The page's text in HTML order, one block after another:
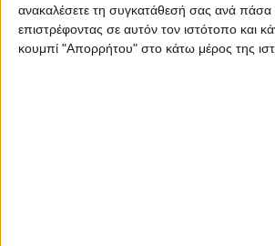
ανακαλέσετε τη συγκατάθεσή σας ανά πάσα
επιστρέφοντας σε αυτόν τον ιστότοπο και
κουμπί "Απορρήτου" στο κάτω μέρος της